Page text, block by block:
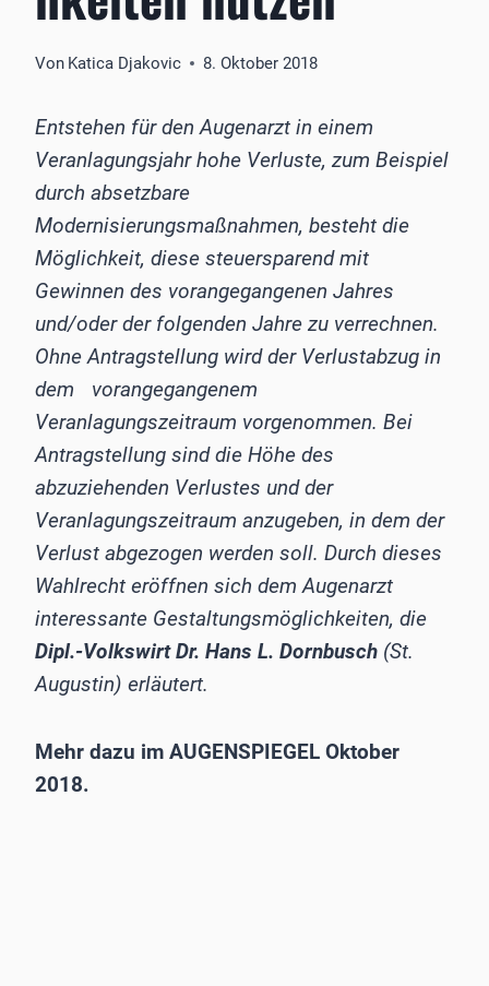
Von Katica Djakovic 8. Oktober 2018
Entstehen für den Augenarzt in einem
Veranlagungsjahr hohe Verluste, zum Beispiel
durch absetzbare
Modernisierungsmaßnahmen, besteht die
Möglichkeit, diese steuersparend mit
Gewinnen des vorangegangenen Jahres
und/oder der folgenden Jahre zu verrechnen.
Ohne Antragstellung wird der Verlustabzug in
dem vorangegangenem
Veranlagungszeitraum vorgenommen. Bei
Antragstellung sind die Höhe des
abzuziehenden Verlustes und der
Veranlagungszeitraum anzugeben, in dem der
Verlust abgezogen werden soll. Durch dieses
Wahlrecht eröffnen sich dem Augenarzt
interessante Gestaltungsmöglichkeiten, die
Dipl.-Volkswirt Dr. Hans L. Dornbusch (St.
Augustin) erläutert.
Mehr dazu im AUGENSPIEGEL Oktober
2018.